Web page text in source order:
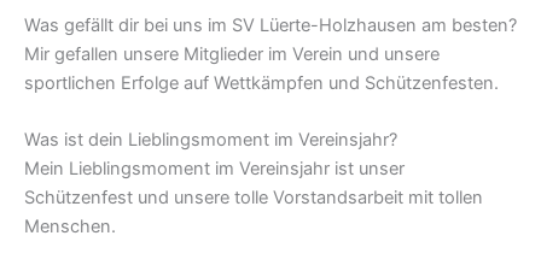
Was gefällt dir bei uns im SV Lüerte-Holzhausen am besten?
Mir gefallen unsere Mitglieder im Verein und unsere
sportlichen Erfolge auf Wettkämpfen und Schützenfesten.
Was ist dein Lieblingsmoment im Vereinsjahr?
Mein Lieblingsmoment im Vereinsjahr ist unser
Schützenfest und unsere tolle Vorstandsarbeit mit tollen
Menschen.